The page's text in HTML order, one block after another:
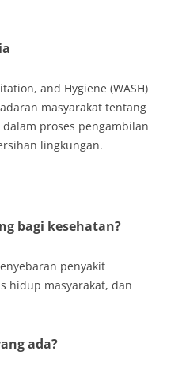
and Hygiene (WASH)
masyarakat tentang
proses pengambilan
lingkungan.
bagi kesehatan?
penyakit
hidup masyarakat, dan
ada?